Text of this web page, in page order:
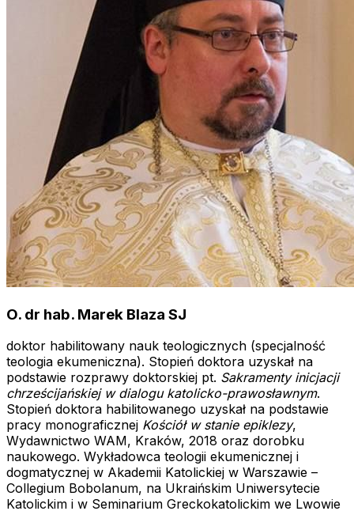
O. dr hab. Marek Blaza SJ
doktor habilitowany nauk teologicznych (specjalność
teologia ekumeniczna). Stopień doktora uzyskał na
podstawie rozprawy doktorskiej pt. Sakramenty inicjacji
chrześcijańskiej w dialogu katolicko-prawosławnym.
Stopień doktora habilitowanego uzyskał na podstawie
pracy monograficznej Kościół w stanie epiklezy,
Wydawnictwo WAM, Kraków, 2018 oraz dorobku
naukowego. Wykładowca teologii ekumenicznej i
dogmatycznej w Akademii Katolickiej w Warszawie –
Collegium Bobolanum, na Ukraińskim Uniwersytecie
Katolickim i w Seminarium Greckokatolickim we Lwowie